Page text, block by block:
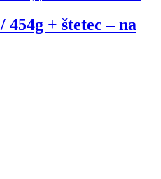
+ štetec – na